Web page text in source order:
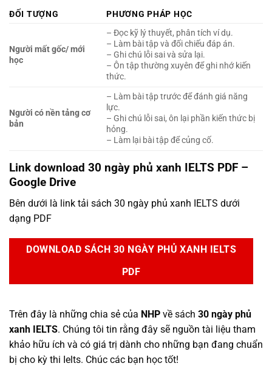
ĐỐI TƯỢNG PHƯƠNG PHÁP HỌC
Người mất gốc/ mới
học
– Đọc kỹ lý thuyết, phân tích ví dụ.
– Làm bài tập và đối chiếu đáp án.
– Ghi chú lỗi sai và sửa lại.
– Ôn tập thường xuyên để ghi nhớ kiến
thức.
Người có nền tảng cơ
bản
– Làm bài tập trước để đánh giá năng
lực.
– Ghi chú lỗi sai, ôn lại phần kiến thức bị
hỏng.
– Làm lại bài tập để củng cố.
Link download 30 ngày phủ xanh IELTS PDF –
Google Drive
Bên dưới là link tải sách 30 ngày phủ xanh IELTS dưới
dạng PDF
DOWNLOAD SÁCH 30 NGÀY PHỦ XANH IELTS
PDF
Trên đây là những chia sẻ của NHP về sách 30 ngày phủ
xanh IELTS. Chúng tôi tin rằng đây sẽ nguồn tài liệu tham
khảo hữu ích và có giá trị dành cho những bạn đang chuẩn
bị cho kỳ thi Ielts. Chúc các bạn học tốt!